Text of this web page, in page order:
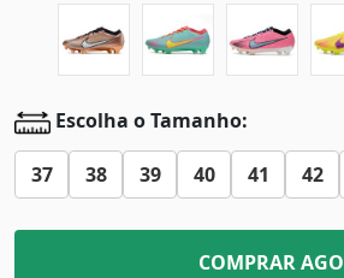
Escolha o Tamanho:
37 38 39 40 41 42
COMPRAR